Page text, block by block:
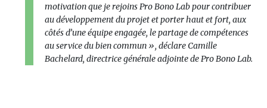
motivation que je rejoins Pro Bono Lab pour contribuer
au développement du projet et porter haut et fort, aux
côtés d’une équipe engagée, le partage de compétences
au service du bien commun », déclare Camille
Bachelard, directrice générale adjointe de Pro Bono Lab.